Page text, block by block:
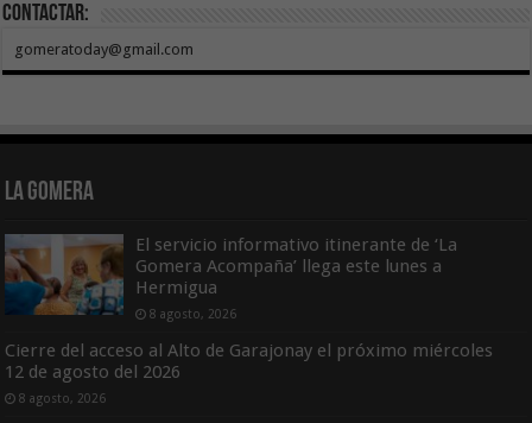
Contactar:
gomeratoday@gmail.com
La Gomera
El servicio informativo itinerante de ‘La
Gomera Acompaña’ llega este lunes a
Hermigua
8 agosto, 2026
Cierre del acceso al Alto de Garajonay el próximo miércoles
12 de agosto del 2026
8 agosto, 2026